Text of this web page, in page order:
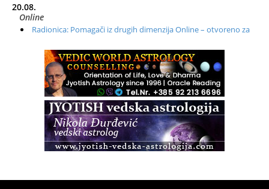
20.08.
Online
Radionica: Pomagači iz drugih dimenzija Online – otvoreno za
Zagreb+Online
Osnovni ThetaHealing® tečaj, Zagreb i Online
Access BARS®, otpusti stres
Access Energetski Facelift®